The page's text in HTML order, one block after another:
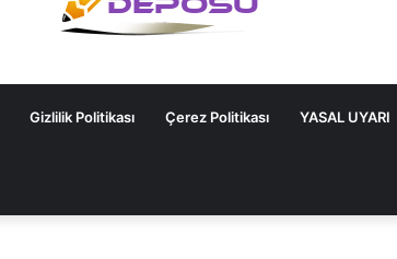
Gizlilik Politikası Çerez Politikası YASAL UYARI